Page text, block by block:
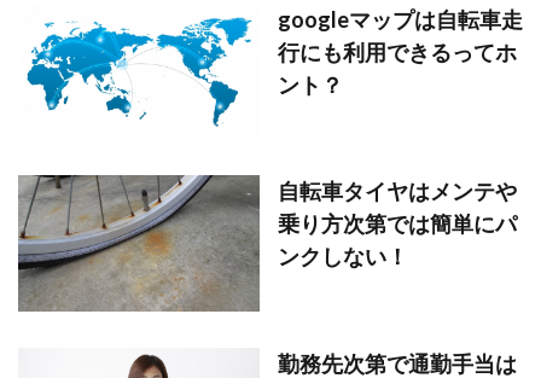
googleマップは自転車走
行にも利用できるってホ
ント？
自転車タイヤはメンテや
乗り方次第では簡単にパ
ンクしない！
勤務先次第で通勤手当は